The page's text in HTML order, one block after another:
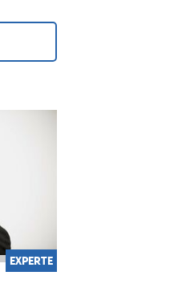
EXPERTE